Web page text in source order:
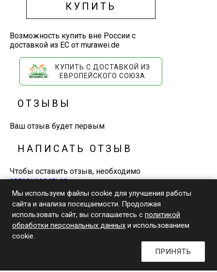
0
КУПИТЬ
Возможность купить вне России с
доставкой из ЕС от murawei.de
КУПИТЬ С ДОСТАВКОЙ ИЗ
ЕВРОПЕЙСКОГО СОЮЗА
ОТЗЫВЫ
Ваш отзыв будет первым
НАПИСАТЬ ОТЗЫВ
Чтобы оставить отзыв, необходимо
авторизоваться
+7-929-648-0-770
Телефон и WhatsApp
© 2026 Издательский дом «Книжники»
Мы используем файлы cookie для улучшения работы
сайта и анализа посещаемости. Продолжая
использовать сайт, вы соглашаетесь с политикой
обработки персональных данных и использованием
cookie.
ПРИНЯТЬ